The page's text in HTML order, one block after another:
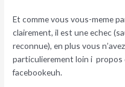
Et comme vous vous-meme
clairement, il est une echec
reconnue), en plus vous
particulierement loin i propos
facebookeuh.